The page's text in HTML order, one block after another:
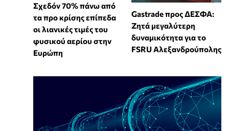
Σχεδόν 70% πάνω από
τα προ κρίσης επίπεδα
οι λιανικές τιμές του
φυσικού αερίου στην
Ευρώπη
Gastrade προς ΔΕΣΦΑ:
Ζητά μεγαλύτερη
δυναμικότητα για το
FSRU Αλεξανδρούπολης